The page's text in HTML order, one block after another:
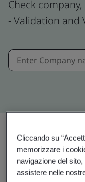
Check
- Validation and
Cliccando su
memorizzare i
navigazione del
assistere nelle